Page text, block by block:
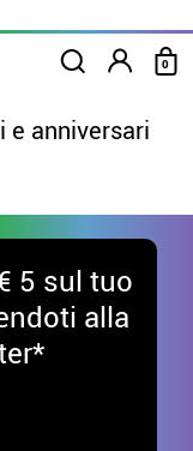
0
e anniversari
5 sul tuo
alla